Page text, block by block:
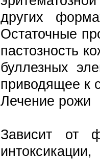
других
Остаточные
пастозность
буллезных
приводящее к
Лечение рожи
Зависит от